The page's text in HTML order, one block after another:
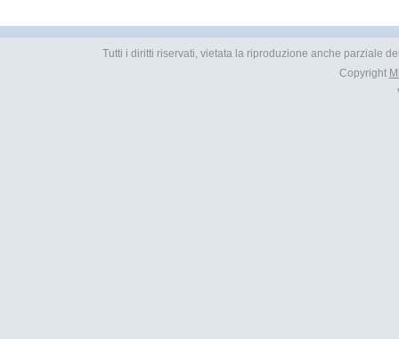
Tutti i diritti riservati, vietata la riproduzione anche parziale
Copyright